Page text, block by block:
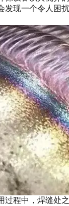
发现一个令人
过程中，焊缝处